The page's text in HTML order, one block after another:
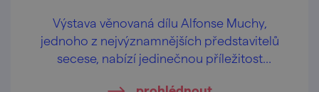
Výstava věnovaná dílu Alfonse Muchy,
jednoho z nejvýznamnějších představitelů
secese, nabízí jedinečnou příležitost